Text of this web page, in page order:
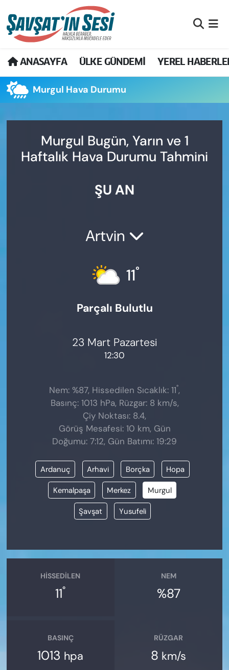
ANASAYFA ÜLKE GÜNDEMİ YEREL
Murgul Hava Durumu
Murgul Bugün, Yarın ve 1
Haftalık Hava Durumu Tahmini
ŞU AN
Artvin
11°
Parçalı Bulutlu
23 Mart Pazartesi
12:30
Nem: %87, Hissedilen Sıcaklık: 11°,
Basınç: 1013 hPa, Rüzgar: 8 km/s,
Çiy Noktası: 8.4,
Görüş Mesafesi: 10 km, Gün
Doğumu: 7:12, Gün Batımı: 19:29
Ardanuç Arhavi Borçka Hopa
Kemalpaşa Merkez Murgul
Şavşat Yusufeli
HISSEDILEN
11°
NEM
%87
BASINÇ
1013 hpa
RÜZGAR
8 km/s
Artvin Nöbetçi Eczaneler
Artvin Hava Durumu
Artvin Namaz Vakitleri
Puan Durumu ve Fikstür
Son Dakika Haberleri